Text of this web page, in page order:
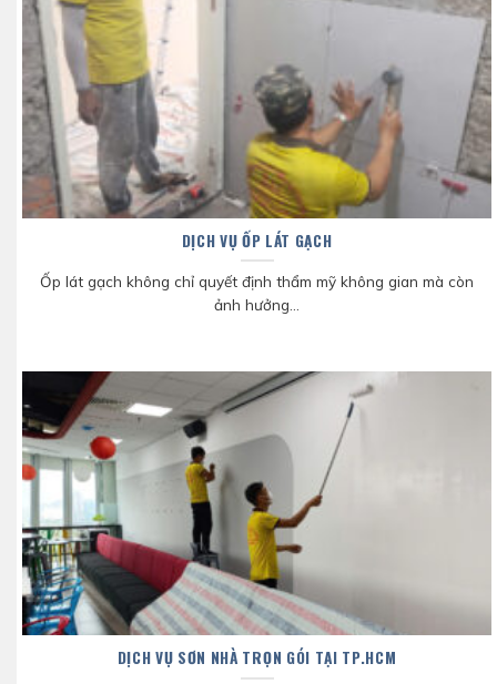
DỊCH VỤ ỐP LÁT GẠCH
Ốp lát gạch không chỉ quyết định thẩm mỹ không gian mà còn
ảnh hưởng...
DỊCH VỤ SƠN NHÀ TRỌN GÓI TẠI TP.HCM